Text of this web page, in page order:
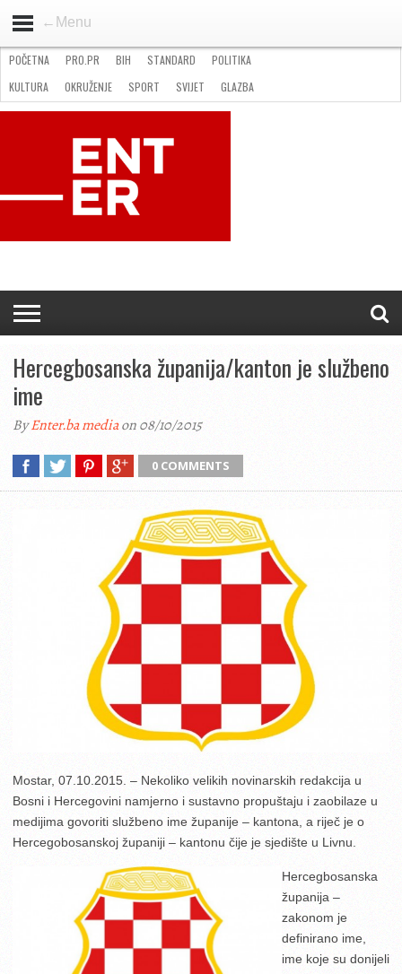
←Menu
STANDARD
GOSPODARSTVO
OKRUŽENJE
POČETNA PRO.PR BIH STANDARD
POLITIKA
KULTURA
OKRUŽENJE SPORT SVIJET
GLAZBA
NATJEČAJI
FILMING LOCATION IN BH KONTAKT
Hercegbosanska županija/kanton je službeno
ime
ByEnter.ba mediaon 08/10/2015
0 COMMENTS
Mostar, 07.10.2015. – Nekoliko velikih novinarskih redakcija u
Bosni i Hercegovini namjerno i sustavno propuštaju i zaobilaze u
medijima govoriti službeno ime županije – kantona, a riječ je o
Hercegobosanskoj županiji – kantonu čije je sjedište u Livnu.
Hercegbosanska
županija –
zakonom je
definirano ime,
ime koje su donijeli